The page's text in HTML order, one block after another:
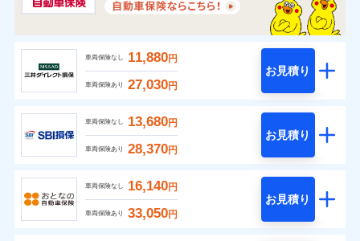
車両保険なし 11,880円
車両保険あり 27,030円
お見積り
車両保険なし 13,680円
車両保険あり 28,370円
お見積り
車両保険なし 16,140円
車両保険あり 33,050円
お見積り